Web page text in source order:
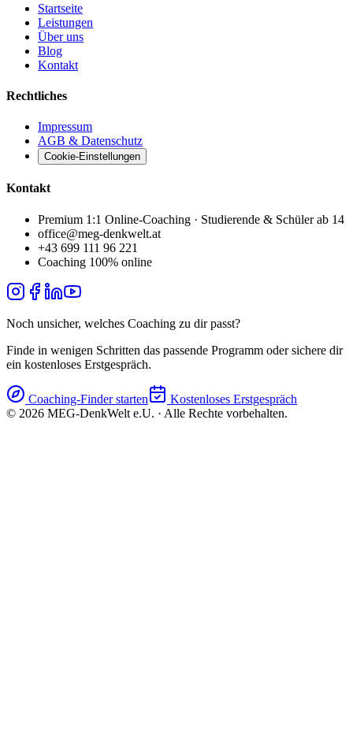
Startseite
Leistungen
Über uns
Blog
Kontakt
Rechtliches
Impressum
AGB & Datenschutz
Cookie-Einstellungen
Kontakt
Premium 1:1 Online-Coaching · Studierende & Schüler ab 14
office@meg-denkwelt.at
+43 699 111 96 221
Coaching 100% online
Noch unsicher, welches Coaching zu dir passt?
Finde in wenigen Schritten das passende Programm oder sichere dir
ein kostenloses Erstgespräch.
Coaching-Finder starten
Kostenloses Erstgespräch
© 2026 MEG-DenkWelt e.U. · Alle Rechte vorbehalten.